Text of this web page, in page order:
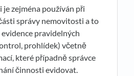
je zejména používán při
správy nemovitosti a to
pravidelných
prohlídek) včetně
které případně správce
činnosti evidovat.